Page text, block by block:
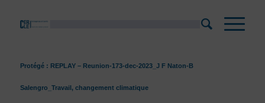
Protégé : REPLAY – Reunion-173-dec-2023_J F Naton-B
Salengro_Travail, changement climatique